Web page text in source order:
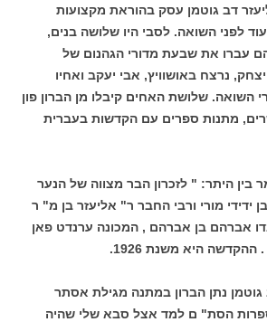
דב גוטמן עסק בהוראת מקצועות
לפני השואה. לסבי היו שלושה בנים,
עברו את שבעת מדורי הגהנום של
נרצח באושוויץ, אבי יעקב ואחיו
השואה. שלושת האחים קיבלו מן הברון פון
מתנות ספרים עם הקדשות בעברית
היתר: " לזכרון הבר מצווה של הנער
ידידי מורי ורבי החבר ר" אליעזר בן מ" ר
אברהם בן אברהם , המכונה ערנדט פאן
היא משנת 1926.
נתן הברון במתנה מגילת אסתר
הסת" ם למד אצל סבא שלי שהיה